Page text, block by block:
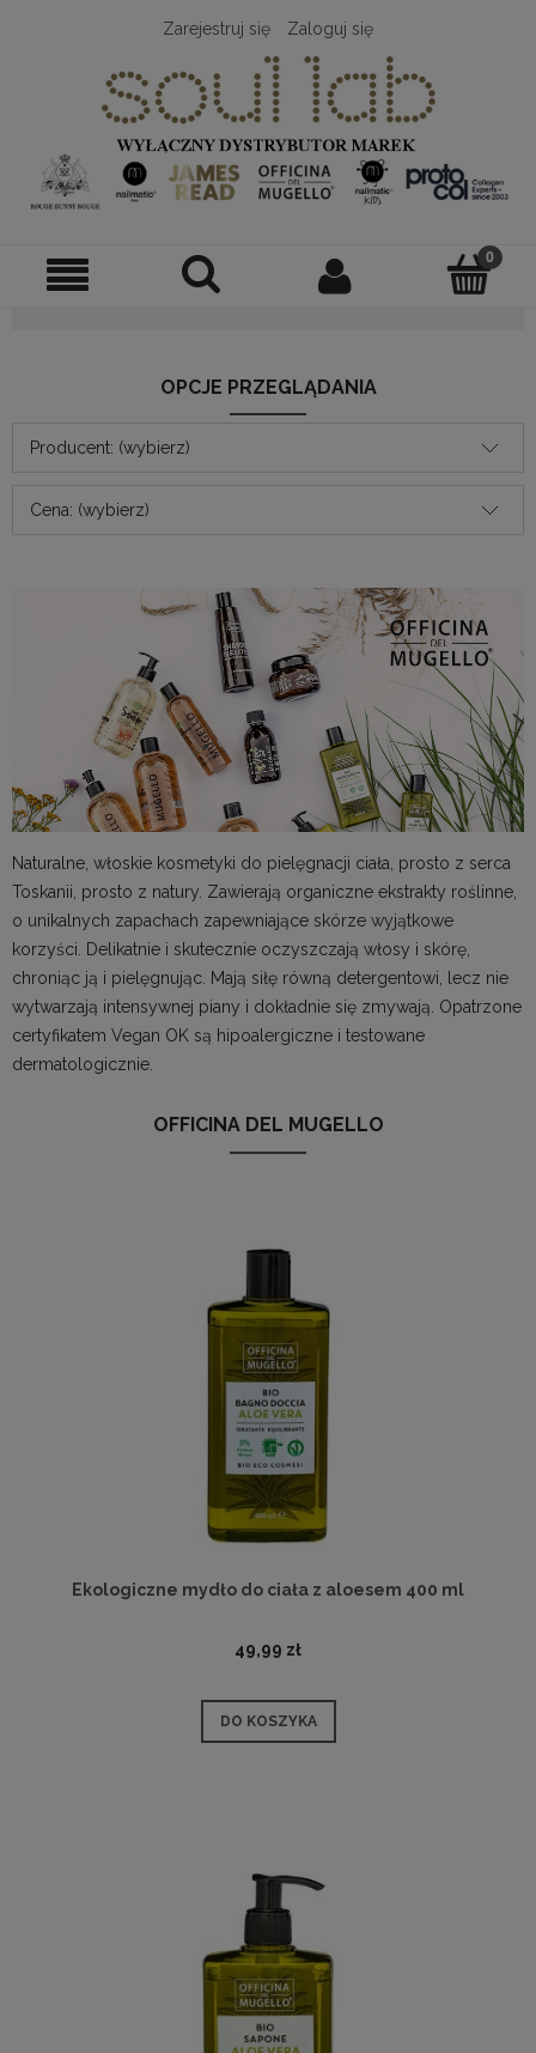
Zarejestruj się Zaloguj się
OPCJE PRZEGLĄDANIA
Producent: (wybierz)
Cena: (wybierz)
Naturalne, włoskie kosmetyki do pielęgnacji ciała , prosto z serca
Toskanii prosto z natury. Zawierają organiczne ekstrakty roślinne,
o unikalnych zapachach zapewniające skórze wyjątkowe
korzyści. Delikatnie i skutecznie oczyszczają włosy i skórę
chroniąc ją i pielęgnując. Mają siłę równą detergentowi, lecz nie
wytwarzają intensywnej piany i dokładnie się zmywają. Opatrzone
certyfikatem Vegan OK są hipoalergiczne i testowane
dermatologicznie.
OFFICINA DEL MUGELLO
Ekologiczne mydło do ciała z aloesem 400 ml
49,99 zł
DO KOSZYKA